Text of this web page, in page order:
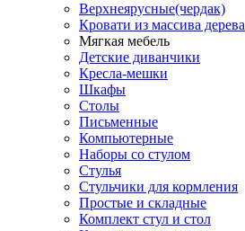
Верхнеярусные(чердак)
Кровати из массива дерева
Мягкая мебель
Детские диванчики
Кресла-мешки
Шкафы
Столы
Письменные
Компьютерные
Наборы со стулом
Стулья
Стульчики для кормления
Простые и складные
Комплект стул и стол